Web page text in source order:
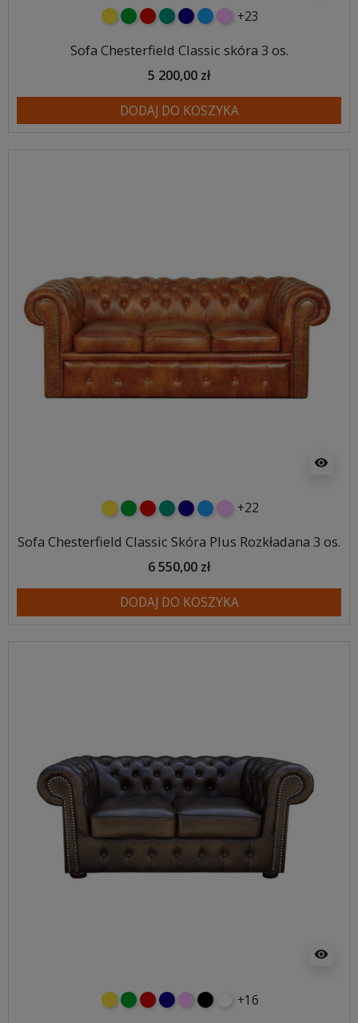
żółtyzielonyczerwony
turkusowy
granatowy
niebieski
różowy
+23
Sofa Chesterfield Classic skóra 3 os.
5 200,00 zł
DODAJ DO KOSZYKA
visibility
żółtyzielonyczerwony
turkusowy
granatowy
niebieski
różowy
+22
Sofa Chesterfield Classic Skóra Plus Rozkładana 3 os.
6 550,00 zł
DODAJ DO KOSZYKA
visibility
żółtyzielonyczerwony
granatowy
różowyczarnybiały+16